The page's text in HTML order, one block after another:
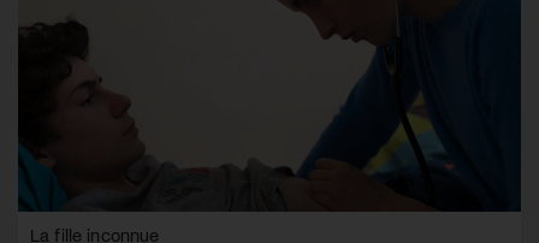
La fille inconnue